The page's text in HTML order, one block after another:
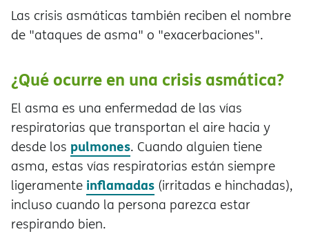
Las crisis asmáticas también reciben el nombre
de "ataques de asma" o "exacerbaciones".
¿Qué ocurre en una crisis asmática?
El asma es una enfermedad de las vías
respiratorias que transportan el aire hacia y
desde los pulmones. Cuando alguien tiene
asma, estas vías respiratorias están siempre
ligeramente inflamadas (irritadas e hinchadas),
incluso cuando la persona parezca estar
respirando bien.